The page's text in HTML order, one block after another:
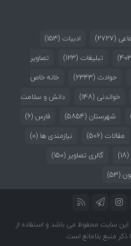
(2727) ادبیات (153)
تبلیغات (123)
تصاویر
حوادث (2343)
خانه خاص
خواندنی (148)
دانش و سلامت
شهرستان (5854) فارس (6)
مقالات (506) نیازمندی ها (0)
(18) گالری تصاویر (150)
(53)
سایت محفوظ می باشد و استفاده از
ذکر منبع بلامانع است.